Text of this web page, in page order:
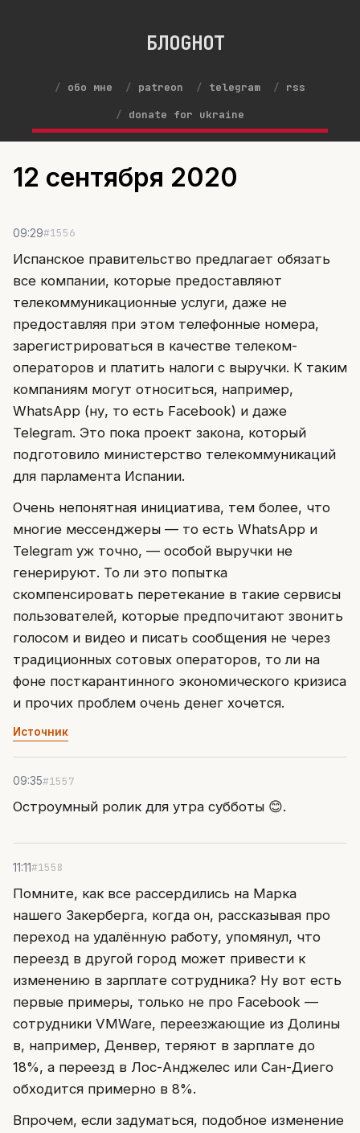
БЛОGНОТ
обо мне patreon telegram
rss
donate for ukraine
12 сентября 2020
09:29#1556
Испанское правительство предлагает обязать
все компании, которые предоставляют
телекоммуникационные услуги, даже не
предоставляя при этом телефонные номера,
зарегистрироваться в качестве телеком-
операторов и платить налоги с выручки. К таким
компаниям могут относиться, например,
WhatsApp (ну, то есть Facebook) и даже
Telegram. Это пока проект закона, который
подготовило министерство телекоммуникаций
для парламента Испании.
Очень непонятная инициатива, тем более, что
многие мессенджеры — то есть WhatsApp и
Telegram уж точно, — особой выручки не
генерируют. То ли это попытка
скомпенсировать перетекание в такие сервисы
пользователей, которые предпочитают звонить
голосом и видео и писать сообщения не через
традиционных сотовых операторов, то ли на
фоне посткарантинного экономического кризиса
и прочих проблем очень денег хочется.
Источник
09:35#1557
Остроумный ролик для утра субботы 😊.
11:11#1558
Помните, как все рассердились на Марка
нашего Закерберга, когда он, рассказывая про
переход на удалённую работу, упомянул, что
переезд в другой город может привести к
изменению в зарплате сотрудника? Ну вот есть
первые примеры, только не про Facebook —
сотрудники VMWare, переезжающие из Долины
в, например, Денвер, теряют в зарплате до
18%, а переезд в Лос-Анджелес или Сан-Диего
обходится примерно в 8%.
Впрочем, если задуматься, подобное изменение